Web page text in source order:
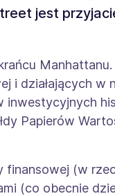
jest
i działających w
inwestycyjnych
Papierów
finansowej (w
(co obecnie